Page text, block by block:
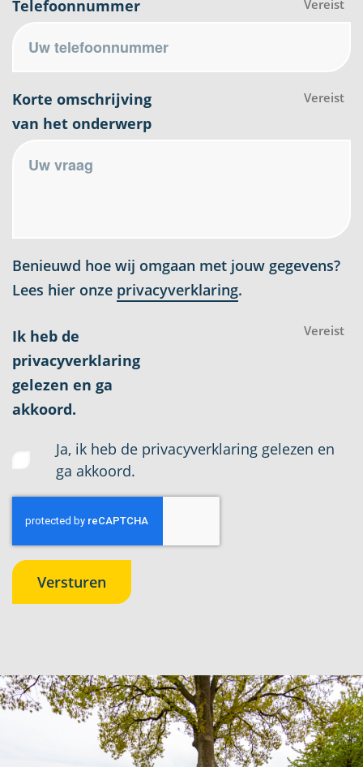
Telefoonnummer Vereist
Korte omschrijving
van het onderwerp
Vereist
Benieuwd hoe wij omgaan met jouw gegevens?
Lees hier onze privacyverklaring.
Ik heb de
privacyverklaring
gelezen en ga
akkoord.
Vereist
Ja, ik heb de privacyverklaring gelezen en
ga akkoord.
Versturen